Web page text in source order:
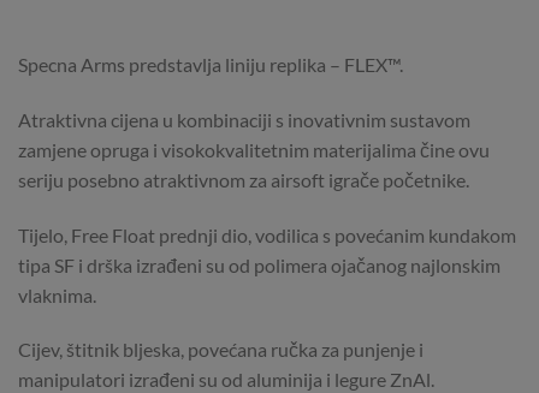
Specna Arms predstavlja liniju replika – FLEX™.
Atraktivna cijena u kombinaciji s inovativnim sustavom
zamjene opruga i visokokvalitetnim materijalima čine ovu
seriju posebno atraktivnom za airsoft igrače početnike.
Tijelo, Free Float prednji dio, vodilica s povećanim kundakom
tipa SF i drška izrađeni su od polimera ojačanog najlonskim
vlaknima.
Cijev, štitnik bljeska, povećana ručka za punjenje i
manipulatori izrađeni su od aluminija i legure ZnAl.